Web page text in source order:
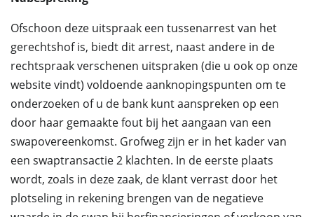
Ofschoon deze uitspraak een tussenarrest van het
gerechtshof is, biedt dit arrest, naast andere in de
rechtspraak verschenen uitspraken (die u ook op onze
website vindt) voldoende aanknopingspunten om te
onderzoeken of u de bank kunt aanspreken op een
door haar gemaakte fout bij het aangaan van een
swapovereenkomst. Grofweg zijn er in het kader van
een swaptransactie 2 klachten. In de eerste plaats
wordt, zoals in deze zaak, de klant verrast door het
plotseling in rekening brengen van de negatieve